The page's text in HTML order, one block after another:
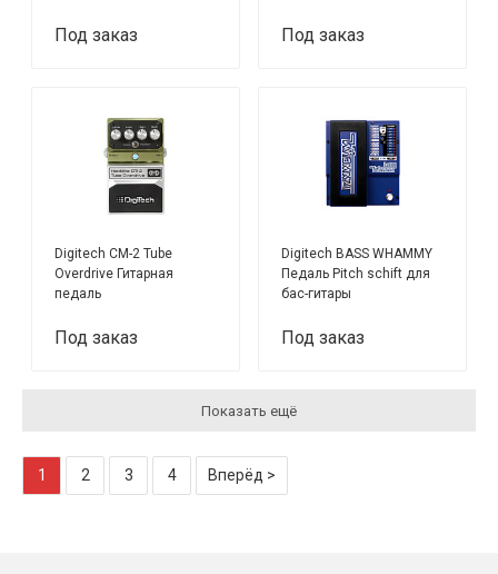
Под заказ Под заказ
Digitech CM-2 Tube
Overdrive Гитарная
педаль
Под заказ
Digitech BASS WHAMMY
Педаль Pitch schift для
бас-гитары
Под заказ
Показать ещё
1 2 3 4 Вперёд >